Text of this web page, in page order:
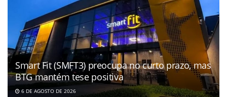
Smart Fit (SMFT3) preocupa no curto prazo, mas
BTG mantém tese positiva
6 DE AGOSTO DE 2026